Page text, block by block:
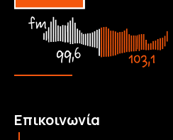
Επικοινωνία